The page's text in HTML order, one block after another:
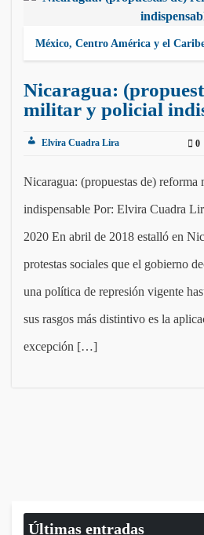
México, Centro América y el
Nicaragua:
militar y policial
Elvira Cuadra Lira 0
Nicaragua: (propuestas de)
indispensable Por: Elvira Cuadra
2020 En abril de 2018 estalló en
protestas sociales que el gobierno
una política de represión vigente
sus rasgos más distintivo es la
excepción […]
Últimas entradas